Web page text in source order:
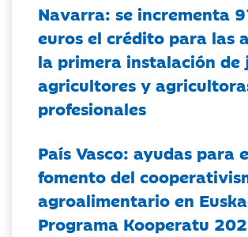
Navarra: se incrementa
euros el crédito para las
la primera instalación de
agricultores y
profesionales
País Vasco: ayudas para
fomento del
agroalimentario en
Programa Kooperatu